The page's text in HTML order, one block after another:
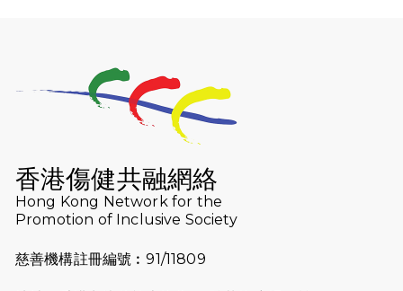
2026-07-23
猛龍長跑隊恆常練習 - 7月23日
（19:00開始）
猛龍長跑隊恆常練習 - 7月16日
2026-07-10
【猛龍戈壁118公里分享暨香港傷健共
融網絡15周年晚宴】
2026-07-09
猛龍長跑隊恆常練習 - 7月9日（19:00
香港傷健共融網絡
Hong Kong Network for the
Promotion of Inclusive Society
慈善機構註冊編號︰91/11809